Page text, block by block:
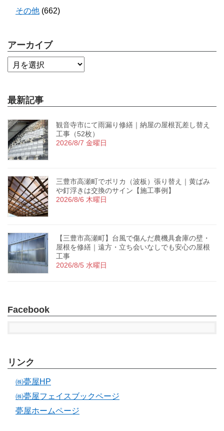
その他 (662)
アーカイブ
最新記事
観音寺市にて雨漏り修繕｜納屋の屋根瓦差し替え
工事（52枚）
2026/8/7 金曜日
三豊市高瀬町でポリカ（波板）張り替え｜黄ばみ
や釘浮きは交換のサイン【施工事例】
2026/8/6 木曜日
【三豊市高瀬町】台風で傷んだ農機具倉庫の壁・
屋根を修繕｜遠方・立ち会いなしでも安心の屋根
工事
2026/8/5 水曜日
Facebook
リンク
㈱甍屋HP
㈱甍屋フェイスブックページ
甍屋ホームページ